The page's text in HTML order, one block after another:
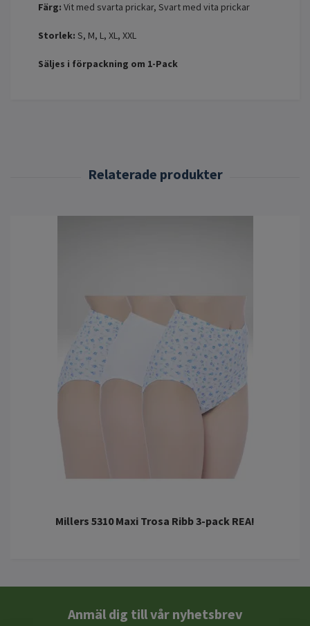
Färg: Vit med svarta prickar, Svart med vita prickar
Storlek: S, M, L, XL, XXL
Säljes i förpackning om 1-Pack
Millers 5310 Maxi Trosa Ribb 3-pack REA!
Anmäl dig till vår nyhetsbrev